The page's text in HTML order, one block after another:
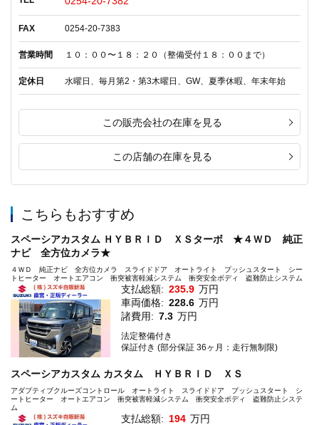
FAX 0254-20-7383
営業時間 １０：００〜１８：２０（整備受付１８：００まで）
定休日 水曜日、毎月第2・第3木曜日、GW、夏季休暇、年末年始
この販売会社の在庫を見る
この店舗の在庫を見る
こちらもおすすめ
スペーシアカスタム ＨＹＢＲＩＤ ＸＳターボ ★４ＷＤ 純正
ナビ 全方位カメラ★
４ＷＤ 純正ナビ 全方位カメラ スライドドア オートライト プッシュスタート シー
トヒーター オートエアコン 衝突被害軽減システム 衝突安全ボディ 盗難防止システム
支払総額: 235.9 万円
車両価格: 228.6 万円
諸費用: 7.3 万円
法定整備付き
保証付き (部分保証 36ヶ月：走行無制限)
スペーシアカスタム カスタム ＨＹＢＲＩＤ ＸＳ
アダプティブクルーズコントロール オートライト スライドドア プッシュスタート シ
ートヒーター オートエアコン 衝突被害軽減システム 衝突安全ボディ 盗難防止システ
ム
支払総額: 194 万円